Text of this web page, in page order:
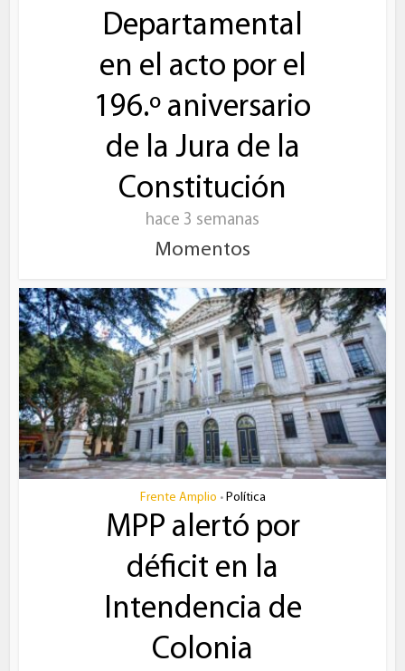
Departamental
en el acto por el
196.º aniversario
de la Jura de la
Constitución
hace 3 semanas
Momentos
Frente Amplio • Política
MPP alertó por
déficit en la
Intendencia de
Colonia